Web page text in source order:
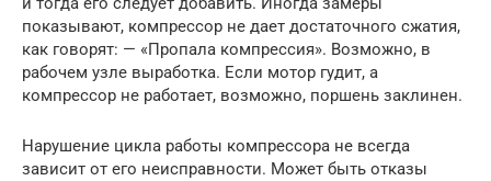
показывают, компрессор не дает достаточного сжатия,
как говорят: — «Пропала компрессия». Возможно, в
рабочем узле выработка. Если мотор гудит, а
компрессор не работает, возможно, поршень заклинен.
Нарушение цикла работы компрессора не всегда
зависит от его неисправности. Может быть отказы